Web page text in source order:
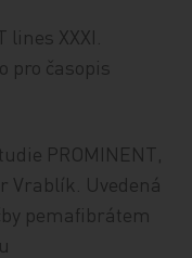
XXXI.
pro časopis
PROMINENT,
Vrablík. Uvedená
pemafibrátem